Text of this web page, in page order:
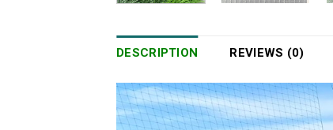
DESCRIPTION REVIEWS (0)